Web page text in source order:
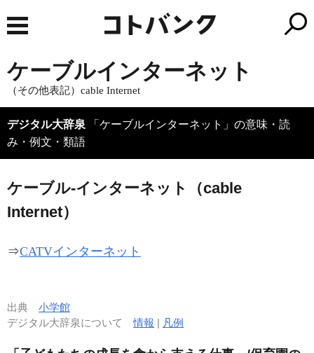
ケーブルインターネット
（その他表記）cable Internet
デジタル大辞泉 「ケーブルインターネット」の意味・読
み・例文・類語
ケーブル‐インターネット（cable
Internet）
⇒CATVインターネット
出典 小学館
デジタル大辞泉について情報 | 凡例